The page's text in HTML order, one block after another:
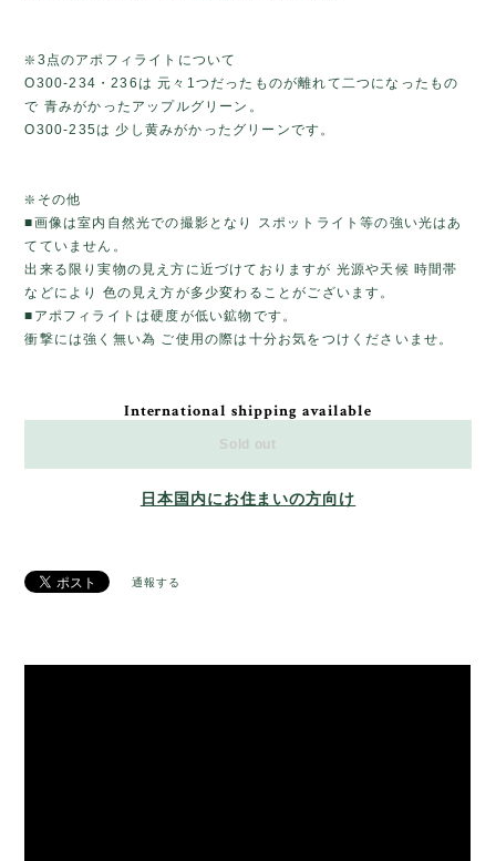
❇️3点のアポフィライトについて
O300-234・236は 元々1つだったものが離れて二つになったもの
で 青みがかったアップルグリーン。
O300-235は 少し黄みがかったグリーンです。
❇️その他
■画像は室内自然光での撮影となり スポットライト等の強い光はあ
てていません。
出来る限り実物の見え方に近づけておりますが 光源や天候 時間帯
などにより 色の見え方が多少変わることがございます。
■アポフィライトは硬度が低い鉱物です。
衝撃には強く無い為 ご使用の際は十分お気をつけくださいませ。
International shipping available
Sold out
日本国内にお住まいの方向け
通報する